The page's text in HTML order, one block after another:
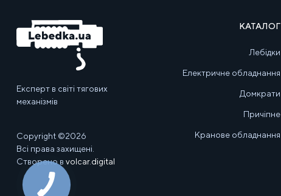
Експерт в світі тягових
механізмів
Copyright ©2026
Всі права захищені.
Створено в volcar.digital
КАТАЛОГ
Лебідки
Електричне обладнання
Домкрати
Причіпне
Кранове обладнання